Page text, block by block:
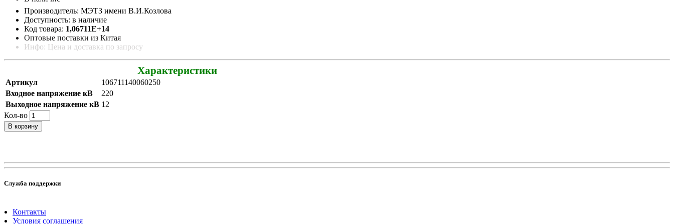
Производитель: МЭТЗ имени В.И.Козлова
Доступность: в наличие
Код товара: 1,06711E+14
Оптовые поставки из Китая
Инфо: Цена и доставка по запросу
Характеристики
Артикул
106711140060250
Входное напряжение кВ
220
Выходное напряжение кВ 12
Кол-во
В корзину
Служба поддержки
Контакты
Условия соглашения